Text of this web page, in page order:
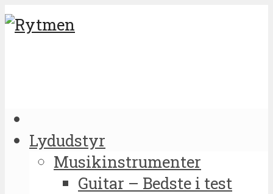
Lydudstyr
Musikinstrumenter
Guitar – Bedste i test